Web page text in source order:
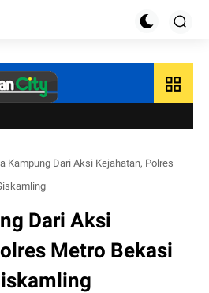
grid_view
Kampung Dari Aksi Kejahatan, Polres
Dari Aksi
Metro Bekasi